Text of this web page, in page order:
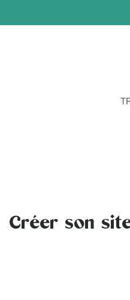
Créer son